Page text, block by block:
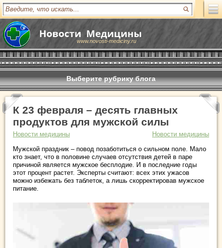
www.novosti-mediciny.ru
Выберите рубрику блога
К 23 февраля – десять главных
продуктов для мужской силы
Новости медицины
Новости медицины
Мужской праздник – повод позаботиться о сильном поле. Мало
кто знает, что в половине случаев отсутствия детей в паре
причиной является мужское бесплодие. И в последние годы
этот процент растет. Эксперты считают: всех этих ужасов
можно избежать без таблеток, а лишь скорректировав мужское
питание.